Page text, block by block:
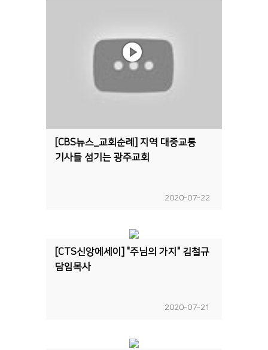
[CBS뉴스_교회순례] 지역 대중교통
기사들 섬기는 광주교회
2020-07-22
[CTS신앙에세이] "주님의 가지" 김철규
담임목사
2020-07-21